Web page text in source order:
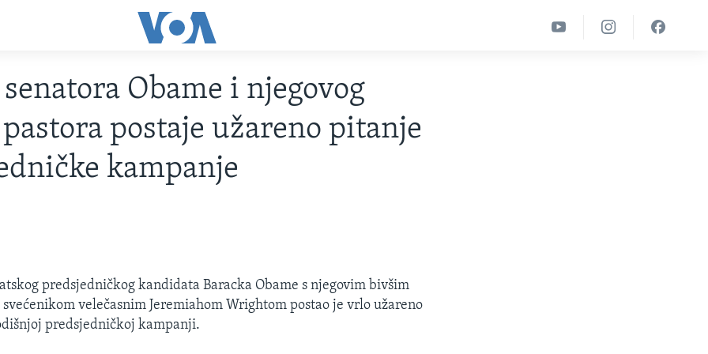
Obame i njegovog
postaje užareno pitanje
kampanje
predsjedničkog kandidata Baracka Obame s njegovim bivšim
velečasnim Jeremiahom Wrightom postao je vrlo užareno
predsjedničkoj kampanji.